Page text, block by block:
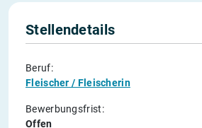
Stellendetails
Beruf:
Fleischer / Fleischerin
Bewerbungsfrist:
Offen